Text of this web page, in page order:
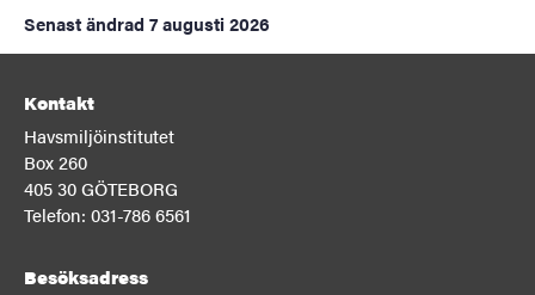
Senast ändrad 7 augusti 2026
Kontakt
Havsmiljöinstitutet
Box 260
405 30 GÖTEBORG
Telefon: 031-786 6561
Besöksadress